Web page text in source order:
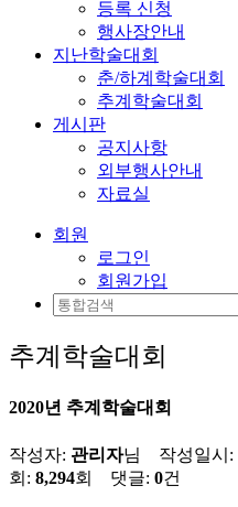
등록 신청
행사장안내
지난학술대회
춘/하계학술대회
추계학술대회
게시판
공지사항
외부행사안내
자료실
회원
로그인
회원가입
추계학술대회
2020년 추계학술대회
작성자: 관리자님 작성일시:
회: 8,294회 댓글: 0건